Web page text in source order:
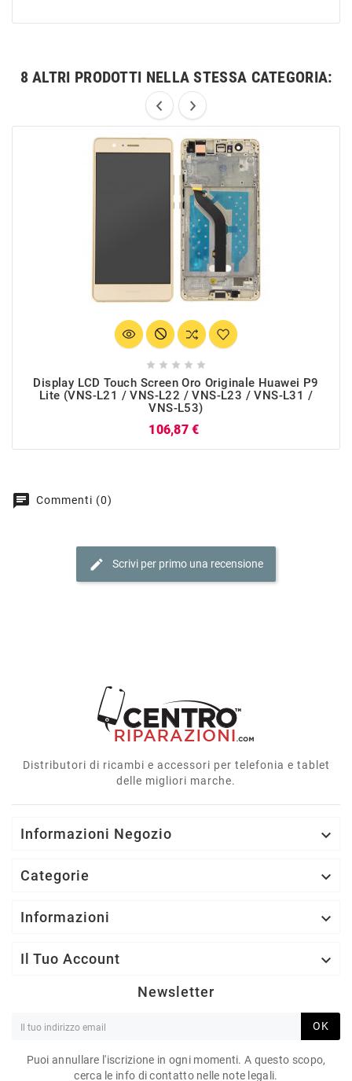
8 ALTRI PRODOTTI NELLA STESSA CATEGORIA:
    
Display LCD Touch Screen Oro Originale Huawei P9
Lite (VNS-L21 / VNS-L22 / VNS-L23 / VNS-L31 /
VNS-L53)
106,87 €
chat Commenti (0)
edit Scrivi per primo una recensione
Distributori di ricambi e accessori per telefonia e tablet
delle migliori marche.
Informazioni Negozio 
Categorie 
Informazioni 
Il Tuo Account 
Newsletter
OK
Puoi annullare l'iscrizione in ogni momenti. A questo scopo,
cerca le info di contatto nelle note legali.